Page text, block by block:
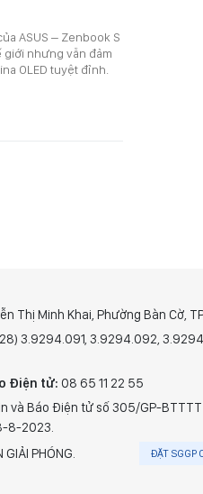
ASUS – Zenbook S
giới nhưng vẫn đảm
OLED tuyệt đỉnh.
Thị Minh Khai, Phường Bàn Cờ,
3.9294.091, 3.9294.092,
Điện tử: 08 65 11 22 55
và Báo Điện tử số 305/GP-
8-2023.
PHÓNG.
ĐẶT SGGP